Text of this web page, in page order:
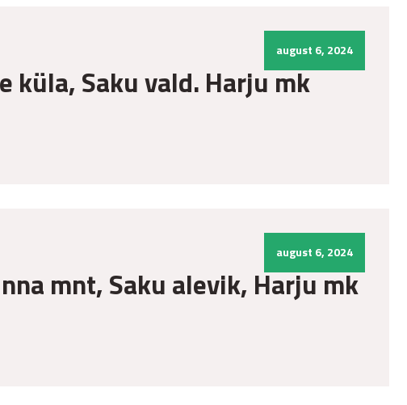
august 6, 2024
küla, Saku vald. Harju mk
august 6, 2024
mnt, Saku alevik, Harju mk